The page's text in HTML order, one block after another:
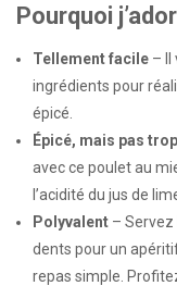
Pourquoi
Tellement facile – Il
ingrédients pour
épicé.
Épicé, mais pas trop
avec ce poulet au
l’acidité du jus de
Polyvalent – Servez
dents pour un
repas simple.